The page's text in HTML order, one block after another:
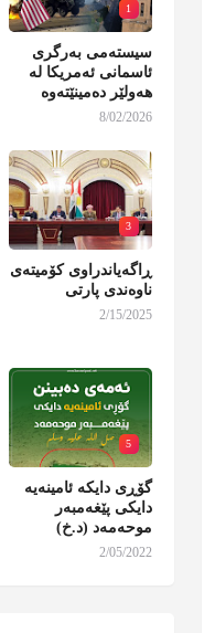
1
سیستەمی بەرگری
ئاسمانی ئەمریکا لە
هەولێر دەمینێتەوە
8/02/2026
3
ڕاگەیاندراوی کۆمیتەی
ناوەندی پارتی
2/15/2025
5
گۆڕی دایکە ئامینەیە
دایکی پێغەمبەر
موحەمەد (د.خ)
2/05/2022